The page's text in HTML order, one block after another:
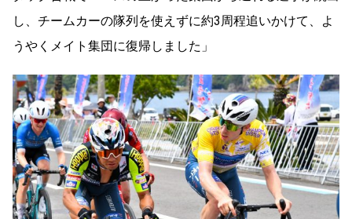
し、チームカーの隊列を使えずに約3周程追いかけて、よ
うやくメイト集団に復帰しました」